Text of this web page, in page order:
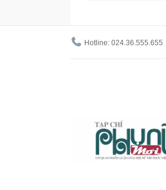
Hotline: 024.36.555.655